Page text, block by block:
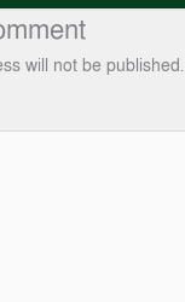
will not be published.